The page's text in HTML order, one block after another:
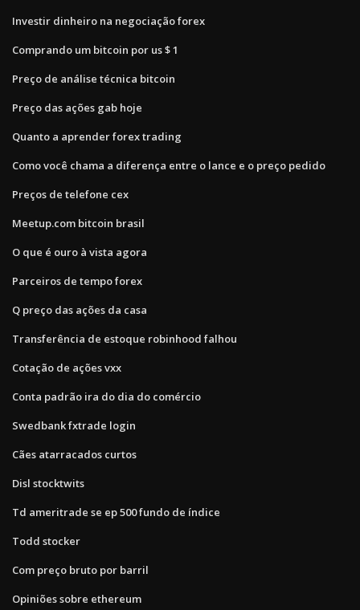
Investir dinheiro na negociação forex
Comprando um bitcoin por us $ 1
Preço de análise técnica bitcoin
Preço das ações gab hoje
Quanto a aprender forex trading
Como você chama a diferença entre o lance e o preço pedido
Preços de telefone cex
Meetup.com bitcoin brasil
O que é ouro à vista agora
Parceiros de tempo forex
Q preço das ações da casa
Transferência de estoque robinhood falhou
Cotação de ações vxx
Conta padrão ira do dia do comércio
Swedbank fxtrade login
Cães atarracados curtos
Disl stocktwits
Td ameritrade se ep 500 fundo de índice
Todd stocker
Com preço bruto por barril
Opiniões sobre ethereum